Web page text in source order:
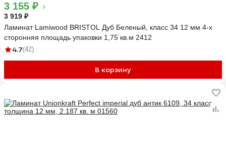
3 155 ₽
3 919 ₽
Ламинат Lamiwood BRISTOL Дуб Беленый, класс 34 12 мм 4-х
сторонняя площадь упаковки 1,75 кв.м 2412
4.7(42)
В корзину